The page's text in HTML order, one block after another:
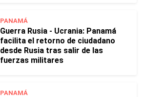
PANAMÁ
Guerra Rusia - Ucrania: Panamá
facilita el retorno de ciudadano
desde Rusia tras salir de las
fuerzas militares
PANAMÁ